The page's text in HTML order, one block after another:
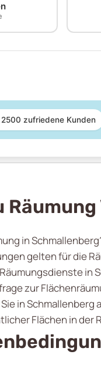
zufriedene Kunden
in
gelten für die
in
zur
in Schmallenberg
Flächen in der